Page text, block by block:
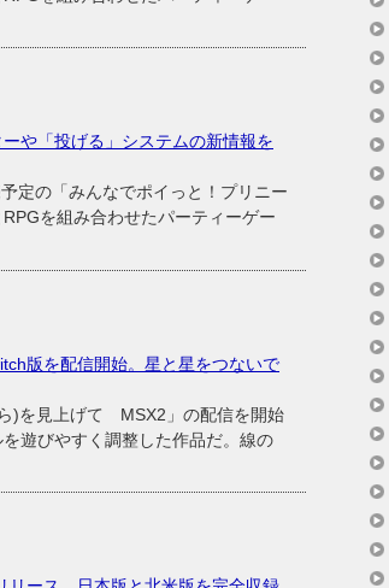
や「投げる」システムの新情報を
定の「みんなでポイっと！プリニー
を組み合わせたパーティーゲー
版を配信開始。星と星をつないで
)を見上げて MSX2」の配信を開始
遊びやすく調整した作品だ。線の